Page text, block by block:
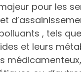
pour les
, tels que
et leurs